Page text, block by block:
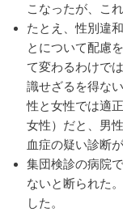
こなったが、こ
たとえ、性別違
とについて配慮
て変わるわけで
識せざるを得な
性と女性では適
女性）だと、男
血症の疑い診断
集団検診の病院
ないと断られた
した。